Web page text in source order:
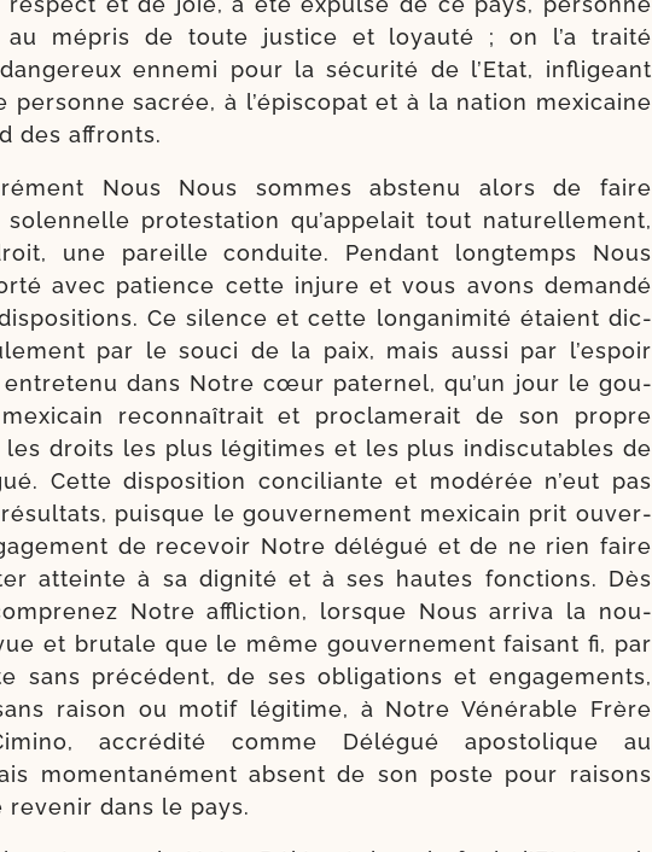
au mépris de toute jus­tice et loyau­té ; on l’a trai­té
enne­mi pour la sécu­ri­té de l’Etat, infli­geant
per­sonne sacrée, à l’é­pis­co­pat et à la nation mexi­caine
des affronts.
Nous Nous sommes abs­te­nu alors de faire
pro­tes­ta­tion qu’appelait tout natu­rel­le­ment,
une pareille conduite. Pendant long­temps Nous
avec patience cette injure et vous avons deman­dé
Ce silence et cette lon­ga­ni­mi­té étaient dic­
par le sou­ci de la paix, mais aus­si par l’espoir
dans Notre cœur pater­nel, qu’un jour le gou­
recon­naîtrait et pro­cla­me­rait de son propre
les droits les plus légi­times et les plus indis­cu­tables de
Cette dis­po­si­tion conci­liante et modé­rée n’eut pas
puisque le gou­vernement mexi­cain prit ouver­
de rece­voir Notre délé­gué et de ne rien faire
atteinte à sa digni­té et à ses hautes fonc­tions. Dès
Notre afflic­tion, lorsque Nous arri­va la nou­
et bru­tale que le même gouver­nement fai­sant fi, par
sans pré­cé­dent, de ses obli­ga­tions et enga­ge­ments,
rai­son ou motif légi­time, à Notre Véné­rable Frère
accré­di­té comme Délégué apos­to­lique au
momen­ta­né­ment absent de son poste pour rai­sons
reve­nir dans le pays.